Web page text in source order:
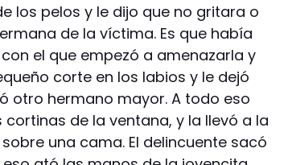
los pelos y le dijo que no gritara o
de la víctima. Es que había
el que empezó a amenazarla y
corte en los labios y le dejó
otro hermano mayor. A todo eso
de la ventana, y la llevó a la
una cama. El delincuente sacó